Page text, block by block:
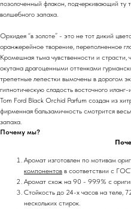
позолоченный флакон, подчеркивающий ту
волшебного запаха.
Орхидея “в золоте” - это не тот дикий
оранжерейное творение, переполненное
Кромешная тьма чувственности и страсти,
окутана драгоценными оттенками
трепетные лепестки вымочены в дорогом
гипнотическую сладость восточного
Tom Ford Black Orchid Parfum создан из
фирменная бальзамичность смотрится
запаха.
Почему мы?
Аромат изготовлен по мотивам
компонентов в соответствии с
Аромат схож на 90 - 99.9% с
Стойкость до 24-х часов на теле,
нескольких стирок.